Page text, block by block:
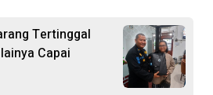
Tertinggal
Capai